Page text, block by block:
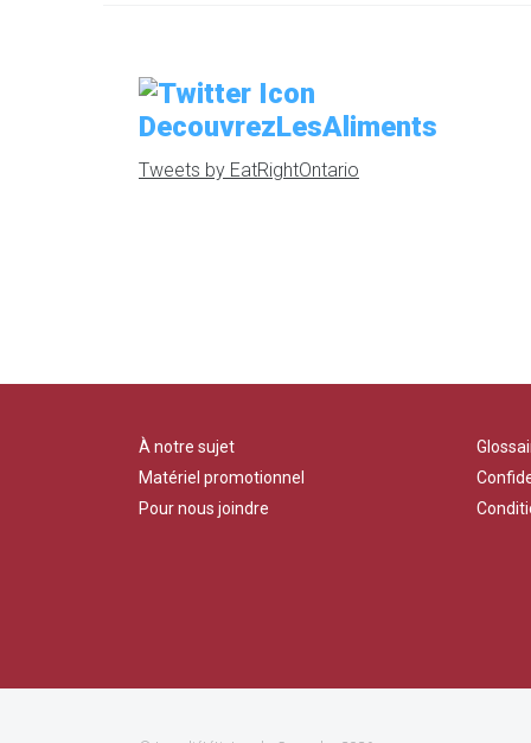
DecouvrezLesAliments
Tweets by EatRightOntario
À notre sujet
Matériel promotionnel
Pour nous joindre